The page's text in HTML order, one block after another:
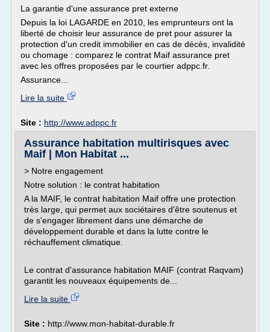
La garantie d'une assurance pret externe
Depuis la loi LAGARDE en 2010, les emprunteurs ont la
liberté de choisir leur assurance de pret pour assurer la
protection d'un credit immobilier en cas de décès, invalidité
ou chomage : comparez le contrat Maif assurance pret
avec les offres proposées par le courtier adppc.fr.
Assurance...
Lire la suite
Site : http://www.adppc.fr
Assurance habitation multirisques avec
Maif | Mon Habitat ...
> Notre engagement
Notre solution : le contrat habitation
A la MAIF, le contrat habitation Maif offre une protection
très large, qui permet aux sociétaires d'être soutenus et
de s'engager librement dans une démarche de
développement durable et dans la lutte contre le
réchauffement climatique.
Le contrat d'assurance habitation MAIF (contrat Raqvam)
garantit les nouveaux équipements de...
Lire la suite
Site : http://www.mon-habitat-durable.fr